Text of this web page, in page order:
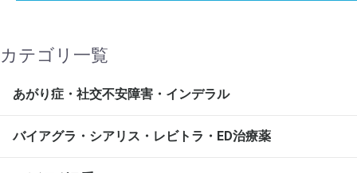
カテゴリ一覧
あがり症・社交不安障害・インデラル
バイアグラ・シアリス・レビトラ・ED治療薬